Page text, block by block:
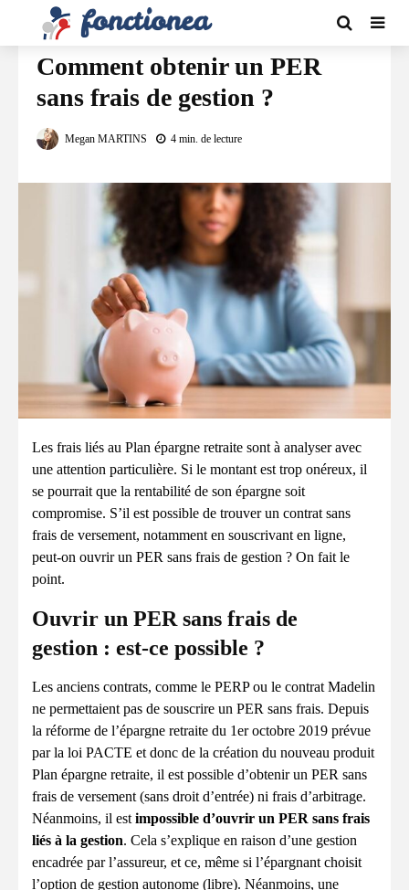
EMPLOI / RETRAITE
Comment obtenir un PER
sans frais de gestion ?
Megan MARTINS 4 min. de lecture
Les frais liés au Plan épargne retraite sont à analyser avec
une attention particulière. Si le montant est trop onéreux, il
se pourrait que la rentabilité de son épargne soit
compromise. S’il est possible de trouver un contrat sans
frais de versement, notamment en souscrivant en ligne,
peut-on ouvrir un PER sans frais de gestion ? On fait le
point.
Ouvrir un PER sans frais de
gestion : est-ce possible ?
Les anciens contrats, comme le PERP ou le contrat Madelin
ne permettaient pas de souscrire un PER sans frais. Depuis
la réforme de l’épargne retraite du 1er octobre 2019 prévue
par la loi PACTE et donc de la création du nouveau produit
Plan épargne retraite, il est possible d’obtenir un PER sans
frais de versement (sans droit d’entrée) ni frais d’arbitrage.
Néanmoins, il est impossible d’ouvrir un PER sans frais
liés à la gestion. Cela s’explique en raison d’une gestion
encadrée par l’assureur, et ce, même si l’épargnant choisit
l’option de gestion autonome (libre). Néanmoins, une